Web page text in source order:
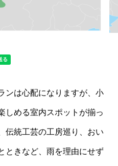
ンは心配になりますが、小
しめる室内スポットが揃っ
伝統工芸の工房巡り、おい
ときなど、雨を理由にせず